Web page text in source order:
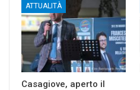
ATTUALITÀ
Casagiove, aperto il